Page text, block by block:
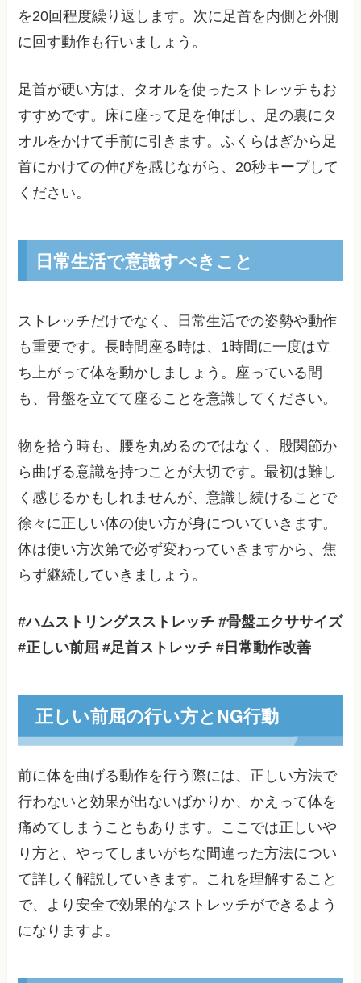
を20回程度繰り返します。次に足首を内側と外側
に回す動作も行いましょう。
足首が硬い方は、タオルを使ったストレッチもお
すすめです。床に座って足を伸ばし、足の裏にタ
オルをかけて手前に引きます。ふくらはぎから足
首にかけての伸びを感じながら、20秒キープして
ください。
日常生活で意識すべきこと
ストレッチだけでなく、日常生活での姿勢や動作
も重要です。長時間座る時は、1時間に一度は立
ち上がって体を動かしましょう。座っている間
も、骨盤を立てて座ることを意識してください。
物を拾う時も、腰を丸めるのではなく、股関節か
ら曲げる意識を持つことが大切です。最初は難し
く感じるかもしれませんが、意識し続けることで
徐々に正しい体の使い方が身についていきます。
体は使い方次第で必ず変わっていきますから、焦
らず継続していきましょう。
#ハムストリングスストレッチ #骨盤エクササイズ
#正しい前屈 #足首ストレッチ #日常動作改善
正しい前屈の行い方とNG行動
前に体を曲げる動作を行う際には、正しい方法で
行わないと効果が出ないばかりか、かえって体を
痛めてしまうこともあります。ここでは正しいや
り方と、やってしまいがちな間違った方法につい
て詳しく解説していきます。これを理解すること
で、より安全で効果的なストレッチができるよう
になりますよ。